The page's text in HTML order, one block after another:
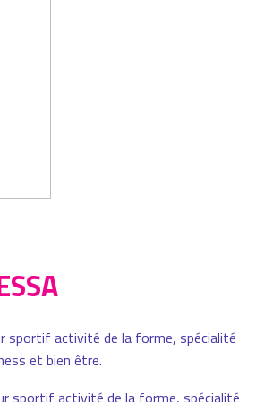
sportif activité de la forme, spécialité
et bien être.
sportif activité de la forme, spécialité